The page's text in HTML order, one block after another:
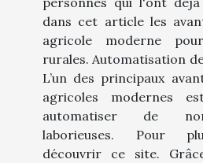
dans cet article les
agricole moderne
rurales. Automatisation
L’un des principaux
agricoles modernes
automatiser de
laborieuses. Pour
découvrir ce site.